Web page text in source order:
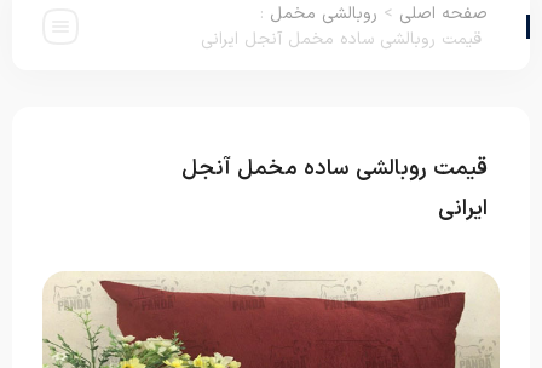
صفحه اصلی > روبالشی مخمل :
قیمت روبالشی ساده مخمل آنجل ایرانی
قیمت روبالشی ساده مخمل آنجل
ایرانی